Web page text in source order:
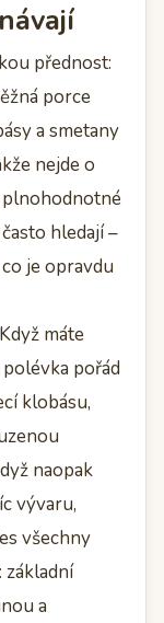
přednost:
porce
a smetany
nejde o
plnohodnotné
hledají –
je opravdu
máte
pořád
klobásu,
naopak
vývaru,
všechny
základní
a